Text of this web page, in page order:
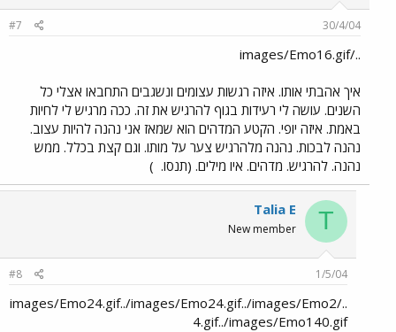
30/4/04
#7
../images/Emo16.gif
איך אהבתי אותו. איזה רגשות עצומים ונשגבים התחבאו אצלי כל
השנים. עושה לי רעידות בגוף להרגיש את זה. ככה מרגיש לי לחיות
באמת. איזה יופי. הקטע המדהים הוא שמאז אני נהנה להיות עצוב.
נהנה לבכות. נהנה מלהרגיש צער על מותו. וגם קצת בכלל. ממש
נהנה. להרגיש. מדהים. איו מילים. (תנסו. )
T
Talia E
New member
1/5/04
#8
../images/Emo24.gif../images/Emo24.gif../images/Emo2
4.gif../images/Emo140.gif